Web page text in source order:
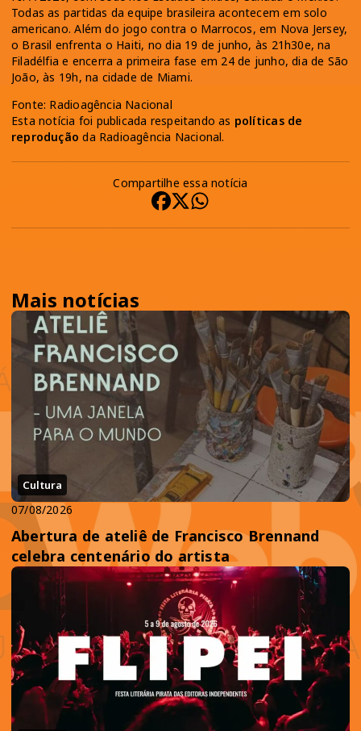
Todas as partidas da equipe brasileira acontecem em solo
americano. Além do jogo contra o Marrocos, em Nova Jersey,
o Brasil enfrenta o Haiti, no dia 19 de junho, às 21h30e, na
Filadélfia e encerra a primeira fase em 24 de junho, dia de São
João, às 19h, na cidade de Miami.
Fonte: Radioagência Nacional
Esta notícia foi publicada respeitando as políticas de
reprodução da Radioagência Nacional.
Compartilhe essa notícia
Mais notícias
Cultura
07/08/2026
Abertura de ateliê de Francisco Brennand
celebra centenário do artista